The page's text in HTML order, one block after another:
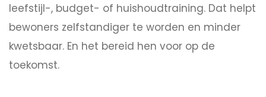
leefstijl-, budget- of huishoudtraining. Dat helpt
bewoners zelfstandiger te worden en minder
kwetsbaar. En het bereid hen voor op de
toekomst.